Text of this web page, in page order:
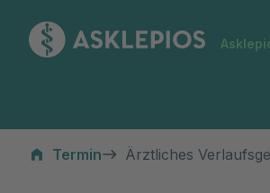
Termin Ärztliches